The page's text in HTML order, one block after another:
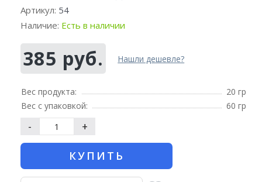
Артикул: 54
Наличие: Есть в наличии
385 руб. Нашли дешевле?
Вес продукта:
20 гр
Вес с упаковкой:
60 гр
- +
КУПИТЬ